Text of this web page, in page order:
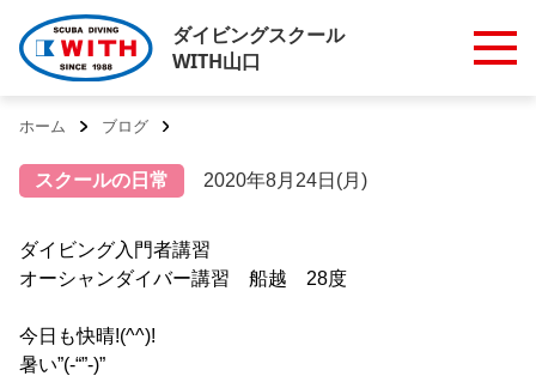
ダイビングスクール
WITH山口
ホーム ブログ
スクールの日常 2020年8月24日(月)
ダイビング入門者講習
オーシャンダイバー講習 船越 28度
今日も快晴!(^^)!
暑い”(-“”-)”